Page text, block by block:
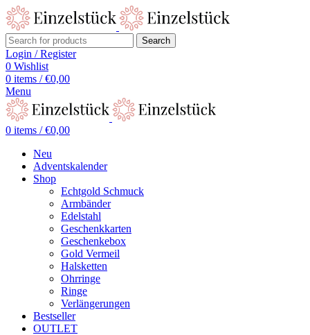
Search
Login / Register
0 Wishlist
0 items / €0,00
Menu
0 items / €0,00
Neu
Adventskalender
Shop
Echtgold Schmuck
Armbänder
Edelstahl
Geschenkkarten
Geschenkebox
Gold Vermeil
Halsketten
Ohrringe
Ringe
Verlängerungen
Bestseller
OUTLET